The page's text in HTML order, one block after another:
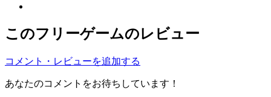
このフリーゲームのレビュー
コメント・レビューを追加する
あなたのコメントをお待ちしています！